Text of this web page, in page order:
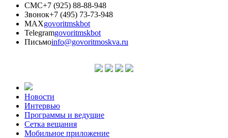
СМС+7 (925) 88-88-948
Звонок+7 (495) 73-73-948
MAXgovoritmskbot
Telegramgovoritmskbot
Письмоinfo@govoritmoskva.ru
Новости
Интервью
Программы и ведущие
Сетка вещания
Мобильное приложение